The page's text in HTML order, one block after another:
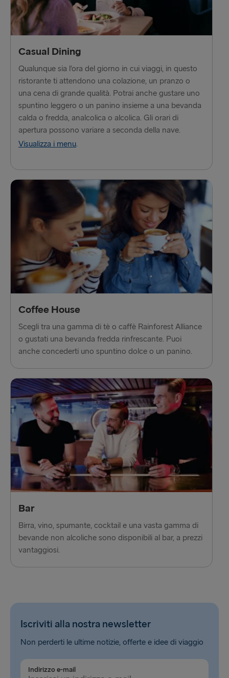
Hook of Holland → Harwich
Karlskrona → Gdynia
Kiel → Gothenburg
Liepāja → Travemünde
Liverpool → Belfast
Nynäshamn → Ventspils
Rosslare → Fishguard
Trelleborg → Rostock
Travemünde → Liepāja
Ventspils → Nynäshamn
Casual Dining
Qualunque sia l’ora del giorno in cui viaggi, in questo
ristorante ti attendono una colazione, un pranzo o
una cena di grande qualità. Potrai anche gustare uno
spuntino leggero o un panino insieme a una bevanda
calda o fredda, analcolica o alcolica. Gli orari di
apertura possono variare a seconda della nave.
Visualizza i menu.
Coffee House
Scegli tra una gamma di tè o caffè Rainforest Alliance
o gustati una bevanda fredda rinfrescante. Puoi
anche concederti uno spuntino dolce o un panino.
Bar
Birra, vino, spumante, cocktail e una vasta gamma di
bevande non alcoliche sono disponibili al bar, a prezzi
vantaggiosi.
Iscriviti alla nostra newsletter
Non perderti le ultime notizie, offerte e idee di viaggio
Indirizzo e-mail